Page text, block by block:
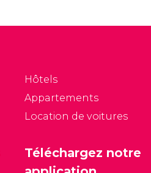
Hôtels
Appartements
Location de voitures
Téléchargez notre